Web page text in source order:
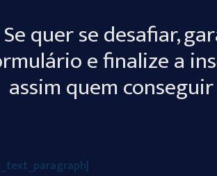
Se quer se desafiar,
e finalize a
assim quem